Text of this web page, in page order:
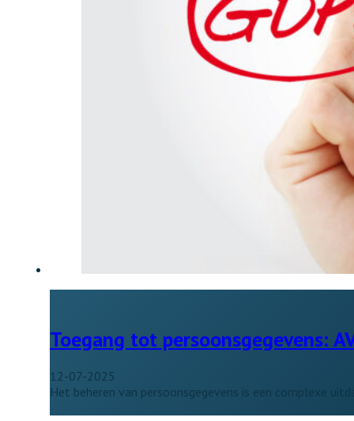
Toegang tot persoonsgegevens:
12-07-2025
Het beheren van persoonsgegevens is een complexe